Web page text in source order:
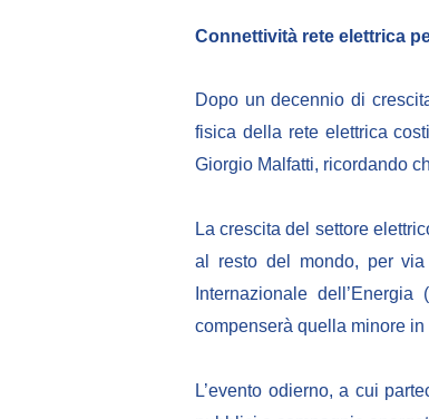
Connettività rete elettrica
Dopo un decennio di
fisica della rete elettrica
Giorgio Malfatti, ricordando
La crescita del settore
al resto del mondo, per via
Internazionale
compenserà quella minore
L’evento odierno, a cui